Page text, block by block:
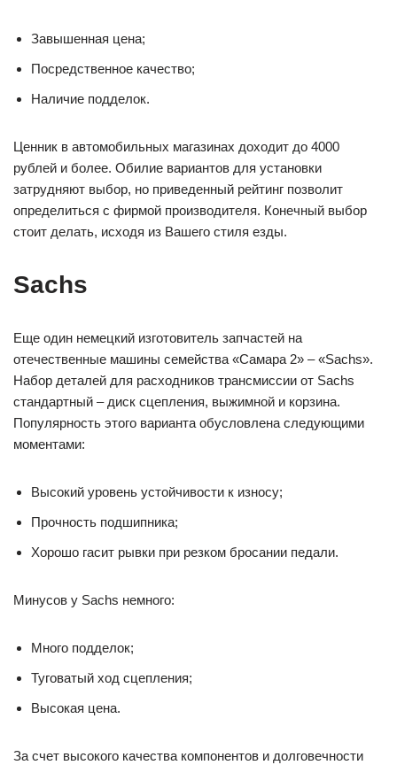
Завышенная цена;
Посредственное качество;
Наличие подделок.
Ценник в автомобильных магазинах доходит до 4000
рублей и более. Обилие вариантов для установки
затрудняют выбор, но приведенный рейтинг позволит
определиться с фирмой производителя. Конечный выбор
стоит делать, исходя из Вашего стиля езды.
Sachs
Еще один немецкий изготовитель запчастей на
отечественные машины семейства «Самара 2» – «Sachs».
Набор деталей для расходников трансмиссии от Sachs
стандартный – диск сцепления, выжимной и корзина.
Популярность этого варианта обусловлена следующими
моментами:
Высокий уровень устойчивости к износу;
Прочность подшипника;
Хорошо гасит рывки при резком бросании педали.
Минусов у Sachs немного:
Много подделок;
Туговатый ход сцепления;
Высокая цена.
За счет высокого качества компонентов и долговечности